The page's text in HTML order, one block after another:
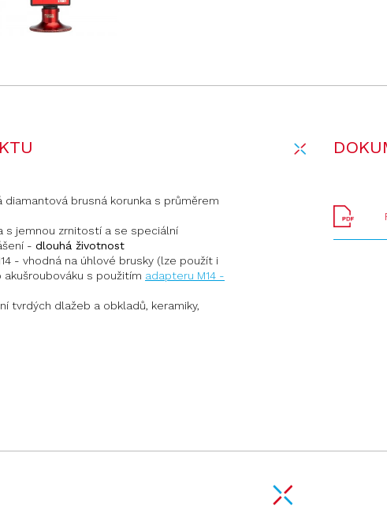
diamantová brusná korunka s průměrem
s jemnou zrnitostí a se speciální
- dlouhá životnost
- vhodná na úhlové brusky (lze použít i
s použitím adapteru M14 -
tvrdých dlažeb a obkladů, keramiky,